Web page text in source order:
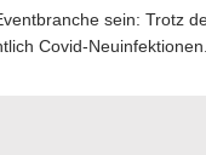
sein: Trotz
Covid-Neuinfektionen